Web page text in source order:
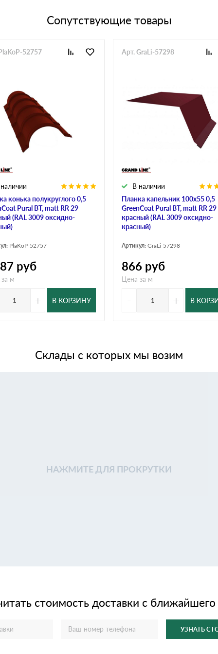
Сопутствующие товары
конька полукруглого 0,5
Pural BT, matt RR 29
(RAL 3009 оксидно-
52757
PlaKoP-52757
руб
м
+ В КОРЗИНУ
Планка капельник 100х55 0,5
GreenCoat Pural BT, matt RR 29
красный (RAL 3009 оксидно-
красный)
В наличии
Арт. GraLi-57298
Артикул: GraLi-57298
866 руб
Цена за м
- + В
Склады с которых мы возим
НАЖМИТЕ ДЛЯ ПРОКРУТКИ
стоимость доставки с ближайшего
УЗНАТЬ